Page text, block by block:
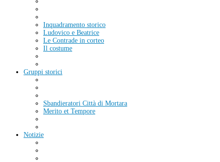
Inquadramento storico
Ludovico e Beatrice
Le Contrade in corteo
Il costume
Gruppi storici
Sbandieratori Città di Mortara
Merito et Tempore
Notizie